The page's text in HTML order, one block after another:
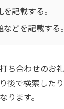
記載する。
どを記載する。
ち合わせのお
後で検索した
ります。